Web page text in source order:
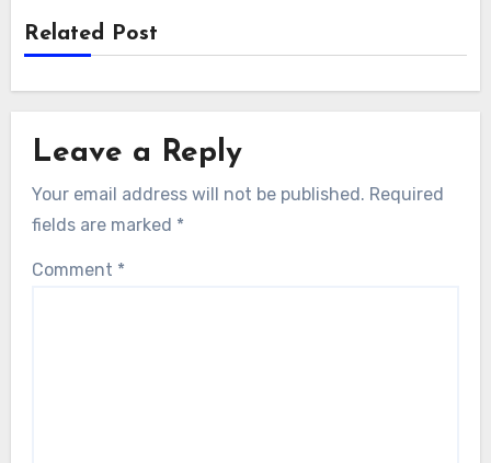
Related Post
Leave a Reply
Your email address will not be published. Required
fields are marked *
Comment *